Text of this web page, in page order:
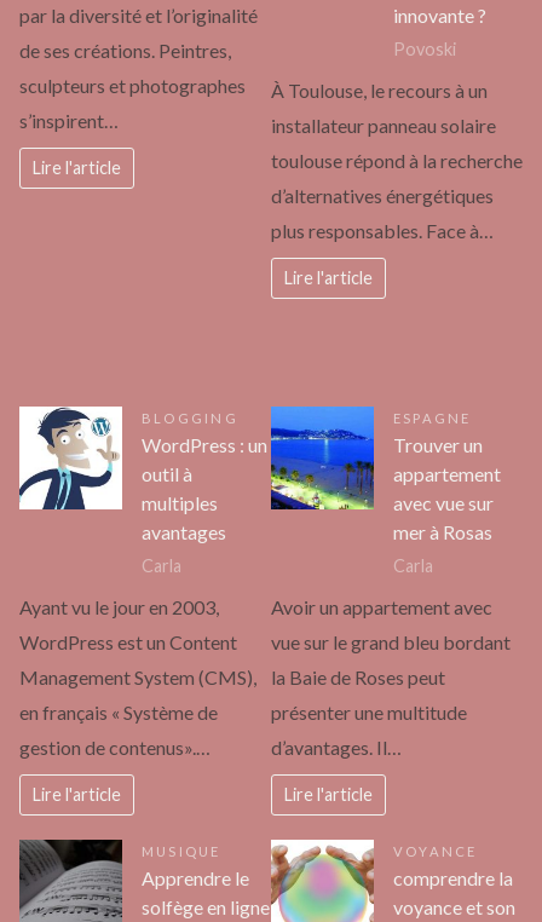
par la diversité et l’originalité
de ses créations. Peintres,
sculpteurs et photographes
s’inspirent…
Lire l'article
innovante ?
Povoski
À Toulouse, le recours à un
installateur panneau solaire
toulouse répond à la recherche
d’alternatives énergétiques
plus responsables. Face à…
Lire l'article
BLOGGING
WordPress : un
outil à
multiples
avantages
Carla
Ayant vu le jour en 2003,
WordPress est un Content
Management System (CMS),
en français « Système de
gestion de contenus».…
Lire l'article
ESPAGNE
Trouver un
appartement
avec vue sur
mer à Rosas
Carla
Avoir un appartement avec
vue sur le grand bleu bordant
la Baie de Roses peut
présenter une multitude
d’avantages. Il…
Lire l'article
MUSIQUE
Apprendre le
solfège en ligne
VOYANCE
comprendre la
voyance et son